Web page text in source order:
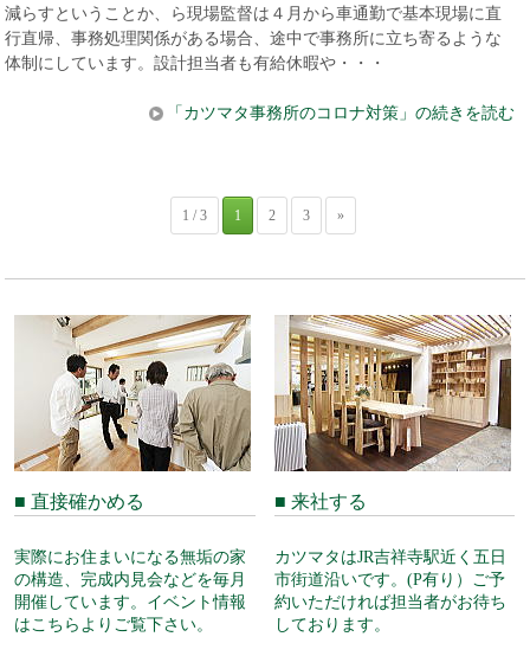
減らすということか、ら現場監督は４月から車通勤で基本現場に直
行直帰、事務処理関係がある場合、途中で事務所に立ち寄るような
体制にしています。設計担当者も有給休暇や・・・
「カツマタ事務所のコロナ対策」の続きを読む
1 / 3 1 2 3 »
■ 直接確かめる
実際にお住まいになる無垢の家
の構造、完成内見会などを毎月
開催しています。イベント情報
はこちらよりご覧下さい。
■ 来社する
カツマタはJR吉祥寺駅近く五日
市街道沿いです。(P有り）ご予
約いただければ担当者がお待ち
しております。